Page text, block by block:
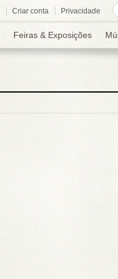
Criar conta Privacidade
Feiras & Exposições